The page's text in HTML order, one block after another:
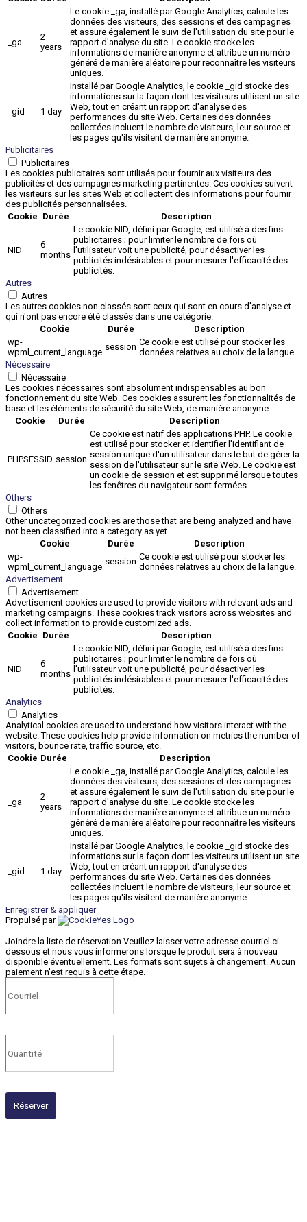
_ga
2
years
Le cookie _ga, installé par Google Analytics, calcule les
données des visiteurs, des sessions et des campagnes
et assure également le suivi de l'utilisation du site pour le
rapport d'analyse du site. Le cookie stocke les
informations de manière anonyme et attribue un numéro
généré de manière aléatoire pour reconnaître les visiteurs
uniques.
_gid 1 day
Installé par Google Analytics, le cookie _gid stocke des
informations sur la façon dont les visiteurs utilisent un site
Web, tout en créant un rapport d'analyse des
performances du site Web. Certaines des données
collectées incluent le nombre de visiteurs, leur source et
les pages qu'ils visitent de manière anonyme.
Publicitaires
Publicitaires
Les cookies publicitaires sont utilisés pour fournir aux visiteurs des
publicités et des campagnes marketing pertinentes. Ces cookies suivent
les visiteurs sur les sites Web et collectent des informations pour fournir
des publicités personnalisées.
Cookie Durée Description
NID
6
months
Le cookie NID, défini par Google, est utilisé à des fins
publicitaires ; pour limiter le nombre de fois où
l'utilisateur voit une publicité, pour désactiver les
publicités indésirables et pour mesurer l'efficacité des
publicités.
Autres
Autres
Les autres cookies non classés sont ceux qui sont en cours d'analyse et
qui n'ont pas encore été classés dans une catégorie.
Cookie
Durée
Description
wp-
wpml_current_language
session Ce cookie est utilisé pour stocker les
données relatives au choix de la langue.
Nécessaire
Nécessaire
Les cookies nécessaires sont absolument indispensables au bon
fonctionnement du site Web. Ces cookies assurent les fonctionnalités de
base et les éléments de sécurité du site Web, de manière anonyme.
Cookie
Durée Description
PHPSESSID session
Ce cookie est natif des applications PHP. Le cookie
est utilisé pour stocker et identifier l'identifiant de
session unique d'un utilisateur dans le but de gérer la
session de l'utilisateur sur le site Web. Le cookie est
un cookie de session et est supprimé lorsque toutes
les fenêtres du navigateur sont fermées.
Others
Others
Other uncategorized cookies are those that are being analyzed and have
not been classified into a category as yet.
Cookie
Durée
Description
wp-
wpml_current_language
session Ce cookie est utilisé pour stocker les
données relatives au choix de la langue.
Advertisement
Advertisement
Advertisement cookies are used to provide visitors with relevant ads and
marketing campaigns. These cookies track visitors across websites and
collect information to provide customized ads.
Cookie Durée Description
NID
6
months
Le cookie NID, défini par Google, est utilisé à des fins
publicitaires ; pour limiter le nombre de fois où
l'utilisateur voit une publicité, pour désactiver les
publicités indésirables et pour mesurer l'efficacité des
publicités.
Analytics
Analytics
Analytical cookies are used to understand how visitors interact with the
website. These cookies help provide information on metrics the number of
visitors, bounce rate, traffic source, etc.
Cookie Durée Description
_ga
2
years
Le cookie _ga, installé par Google Analytics, calcule les
données des visiteurs, des sessions et des campagnes
et assure également le suivi de l'utilisation du site pour le
rapport d'analyse du site. Le cookie stocke les
informations de manière anonyme et attribue un numéro
généré de manière aléatoire pour reconnaître les visiteurs
uniques.
_gid 1 day
Installé par Google Analytics, le cookie _gid stocke des
informations sur la façon dont les visiteurs utilisent un site
Web, tout en créant un rapport d'analyse des
performances du site Web. Certaines des données
collectées incluent le nombre de visiteurs, leur source et
les pages qu'ils visitent de manière anonyme.
Enregistrer & appliquer
Propulsé par
Joindre la liste de réservation Veuillez laisser votre adresse courriel ci-
dessous et nous vous informerons lorsque le produit sera à nouveau
disponible éventuellement. Les formats sont sujets à changement. Aucun
paiement n'est requis à cette étape.
Réserver